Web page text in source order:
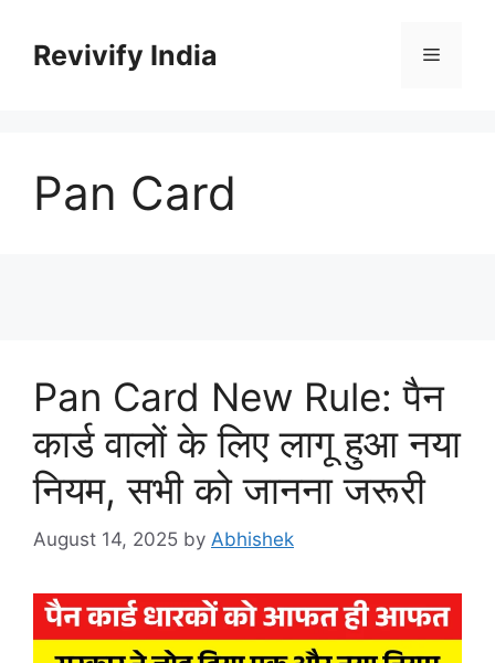
contentRevivify India Menu
Pan Card
Pan Card New Rule: पैन
कार्ड वालों के लिए लागू हुआ नया
नियम, सभी को जानना जरूरी
August 14, 2025 by Abhishek